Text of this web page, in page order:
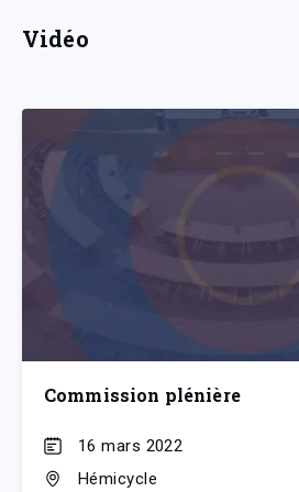
Vidéo
Commission plénière
16 mars 2022
Hémicycle